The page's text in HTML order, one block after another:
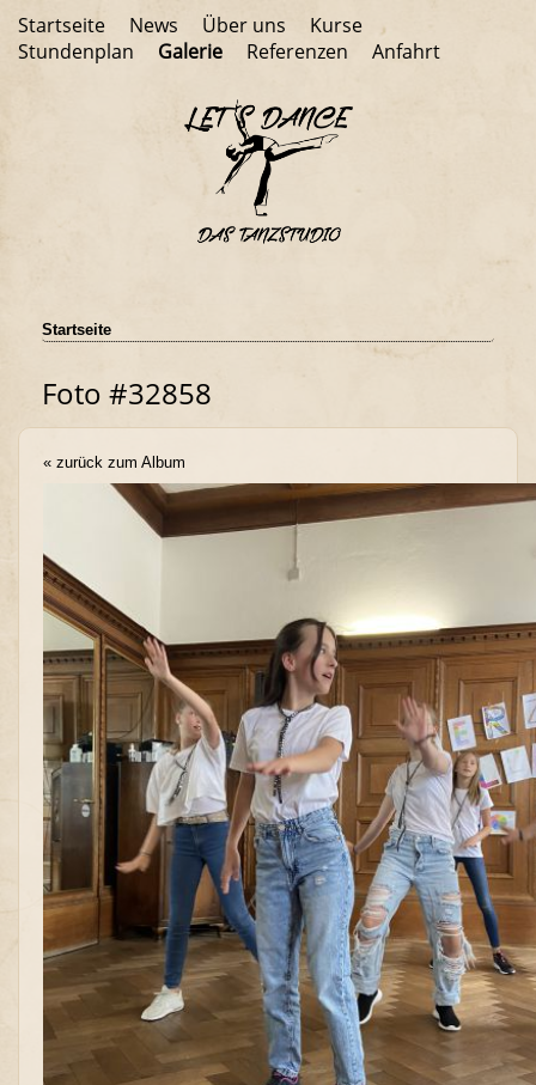
Startseite News Über uns
Kurse
Stundenplan
Galerie Referenzen Anfahrt
Startseite
Foto #32858
« zurück zum Album